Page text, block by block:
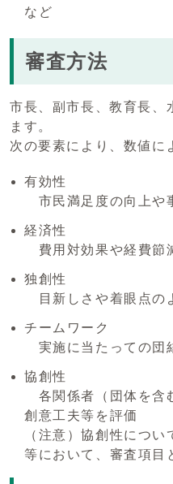
など
審査方法
市長、副市長、教育長、
ます。
次の要素により、数値に
有効性
市民満足度の向上や
経済性
費用対効果や経費節
独創性
目新しさや着眼点の
チームワーク
実施に当たっての団
協創性
各関係者（団体を含
創意工夫等を評価
（注意）協創性につ
等において、審査項目